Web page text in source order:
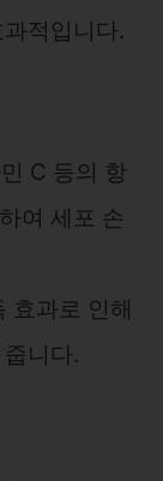
적입니다.
C 등의 항
여 세포 손
효과로 인해
니다.